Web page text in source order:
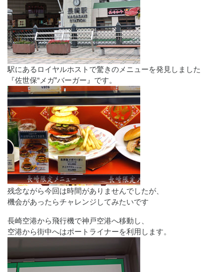
駅にあるロイヤルホストで驚きのメニューを発見しました
『佐世保“メガ”バーガー』です。
残念ながら今回は時間がありませんでしたが、
機会があったらチャレンジしてみたいです
長崎空港から飛行機で神戸空港へ移動し、
空港から街中へはポートライナーを利用します。